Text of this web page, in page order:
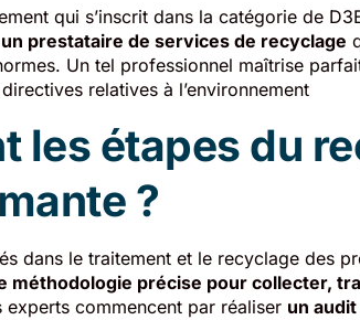
qui s’inscrit dans la catégorie de
prestataire de services de recyclage
Un tel professionnel maîtrise
relatives à l’environnement
les étapes du
?
dans le traitement et le recyclage des
méthodologie précise pour collecter,
experts commencent par réaliser un